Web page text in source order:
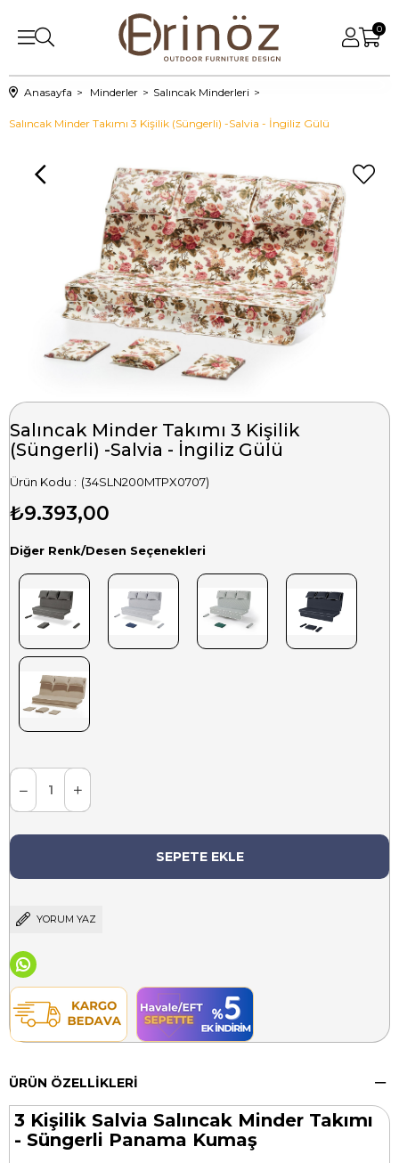
0
Anasayfa Minderler Salıncak Minderleri
Salıncak Minder Takımı 3 Kişilik (Süngerli) -Salvia - İngiliz Gülü
Salıncak Minder Takımı 3 Kişilik
(Süngerli) -Salvia - İngiliz Gülü
(34SLN200MTPX0707)
₺9.393,00
Diğer Renk/Desen Seçenekleri
YORUM YAZ
ÜRÜN ÖZELLIKLERI
3 Kişilik Salvia Salıncak Minder Takımı
- Süngerli Panama Kumaş